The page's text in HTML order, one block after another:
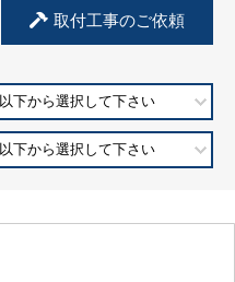
取付工事のご依頼
以下から選択して下さい
以下から選択して下さい